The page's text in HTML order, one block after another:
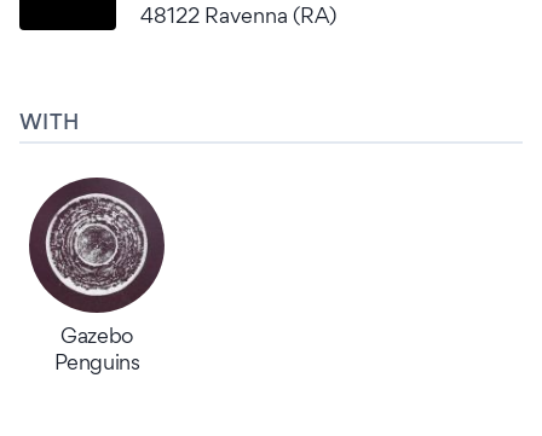
48122 Ravenna (RA)
WITH
Gazebo
Penguins